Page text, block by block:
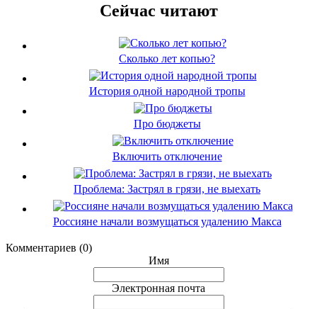
Сейчас читают
Сколько лет копью?
История одной народной тропы
Про бюджеты
Включить отключение
Проблема: Застрял в грязи, не выехать
Россияне начали возмущаться удалению Макса
Комментариев (0)
Имя
Электронная почта